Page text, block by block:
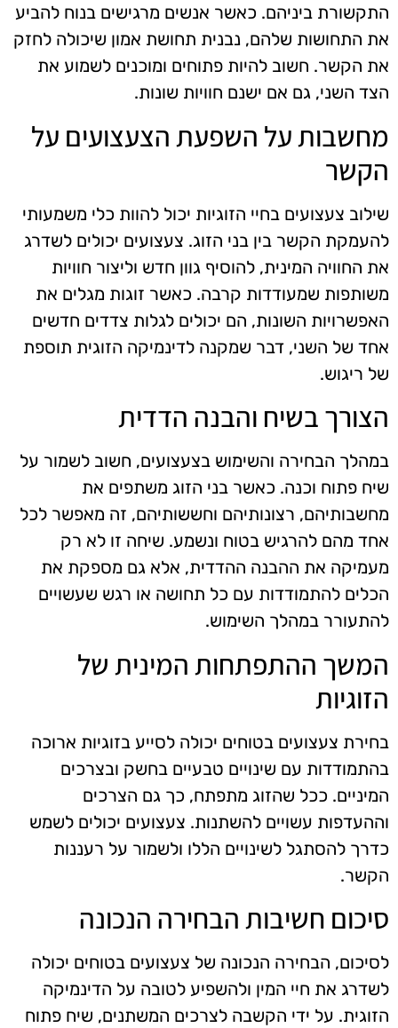
התקשורת ביניהם. כאשר אנשים מרגישים בנוח להביע
את התחושות שלהם, נבנית תחושת אמון שיכולה לחזק
את הקשר. חשוב להיות פתוחים ומוכנים לשמוע את
הצד השני, גם אם ישנם חוויות שונות.
מחשבות על השפעת הצעצועים על
הקשר
שילוב צעצועים בחיי הזוגיות יכול להוות כלי משמעותי
להעמקת הקשר בין בני הזוג. צעצועים יכולים לשדרג
את החוויה המינית, להוסיף גוון חדש וליצור חוויות
משותפות שמעודדות קרבה. כאשר זוגות מגלים את
האפשרויות השונות, הם יכולים לגלות צדדים חדשים
אחד של השני, דבר שמקנה לדינמיקה הזוגית תוספת
של ריגוש.
הצורך בשיח והבנה הדדית
במהלך הבחירה והשימוש בצעצועים, חשוב לשמור על
שיח פתוח וכנה. כאשר בני הזוג משתפים את
מחשבותיהם, רצונותיהם וחששותיהם, זה מאפשר לכל
אחד מהם להרגיש בטוח ונשמע. שיחה זו לא רק
מעמיקה את ההבנה ההדדית, אלא גם מספקת את
הכלים להתמודדות עם כל תחושה או רגש שעשויים
להתעורר במהלך השימוש.
המשך ההתפתחות המינית של
הזוגיות
בחירת צעצועים בטוחים יכולה לסייע בזוגיות ארוכה
בהתמודדות עם שינויים טבעיים בחשק ובצרכים
המיניים. ככל שהזוג מתפתח, כך גם הצרכים
וההעדפות עשויים להשתנות. צעצועים יכולים לשמש
כדרך להסתגל לשינויים הללו ולשמור על רעננות
הקשר.
סיכום חשיבות הבחירה הנכונה
לסיכום, הבחירה הנכונה של צעצועים בטוחים יכולה
לשדרג את חיי המין ולהשפיע לטובה על הדינמיקה
הזוגית. על ידי הקשבה לצרכים המשתנים, שיח פתוח